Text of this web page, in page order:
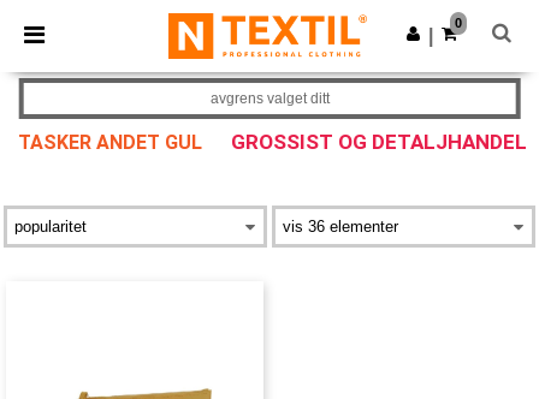
× Ntextil-app
Bedre priser i appen!
Last ned app
0
TASKER ANDET GUL GROSSIST OG DETALJHANDEL
avgrens valget ditt